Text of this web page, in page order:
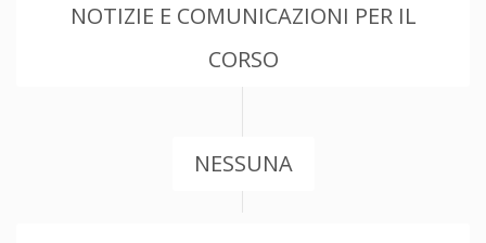
NOTIZIE E COMUNICAZIONI PER IL
CORSO
NESSUNA